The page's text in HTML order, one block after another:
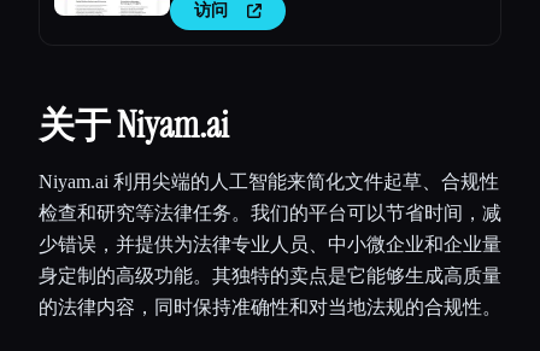
访问
关于 Niyam.ai
Niyam.ai 利用尖端的人工智能来简化文件起草、合规性
检查和研究等法律任务。我们的平台可以节省时间，减
少错误，并提供为法律专业人员、中小微企业和企业量
身定制的高级功能。其独特的卖点是它能够生成高质量
的法律内容，同时保持准确性和对当地法规的合规性。